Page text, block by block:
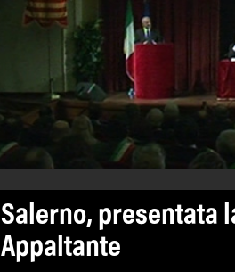
Salerno, presentata
Appaltante